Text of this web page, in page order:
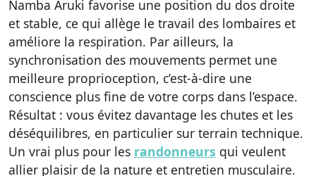
Namba Aruki favorise une position du dos droite
et stable, ce qui allège le travail des lombaires et
améliore la respiration. Par ailleurs, la
synchronisation des mouvements permet une
meilleure proprioception, c’est-à-dire une
conscience plus fine de votre corps dans l’espace.
Résultat : vous évitez davantage les chutes et les
déséquilibres, en particulier sur terrain technique.
Un vrai plus pour les randonneurs qui veulent
allier plaisir de la nature et entretien musculaire.